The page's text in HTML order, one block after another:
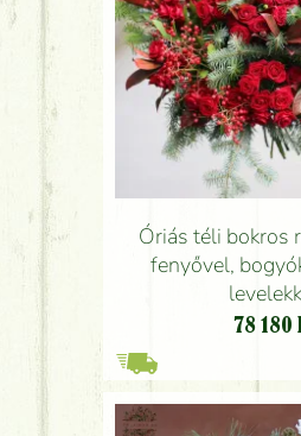
Óriás téli bokros
fenyővel,
78 180